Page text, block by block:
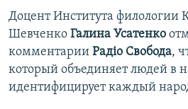
Доцент Института филологии
Шевченко Галина Усатенко
комментарии Радіо Свобода,
который объединяет людей в
идентифицирует каждый